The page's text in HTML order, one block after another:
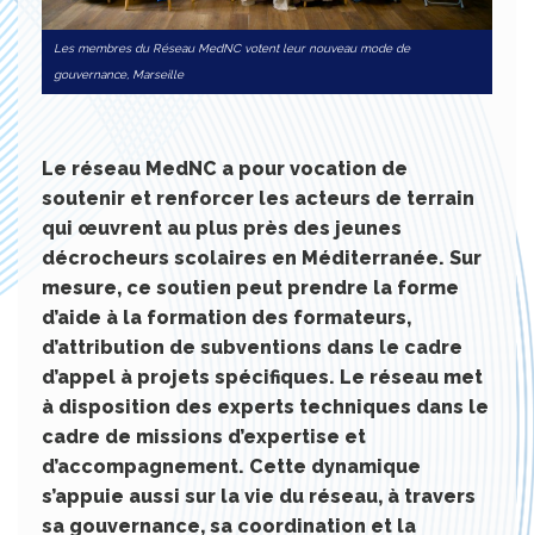
Les membres du Réseau MedNC votent leur nouveau mode de
gouvernance, Marseille
Le réseau MedNC a pour vocation de
soutenir et renforcer les acteurs de terrain
qui œuvrent au plus près des jeunes
décrocheurs scolaires en Méditerranée. Sur
mesure, ce soutien peut prendre la forme
d’aide à la formation des formateurs,
d’attribution de subventions dans le cadre
d’appel à projets spécifiques. Le réseau met
à disposition des experts techniques dans le
cadre de missions d’expertise et
d’accompagnement. Cette dynamique
s’appuie aussi sur la vie du réseau, à travers
sa gouvernance, sa coordination et la